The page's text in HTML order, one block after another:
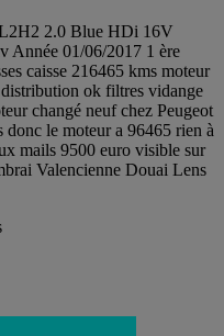
2.0 Blue HDi 16V
Année 01/06/2017 1 ère
caisse 216465 kms moteur
ok filtres vidange
changé neuf chez Peugeot
le moteur a 96465 rien à
mails 9500 euro visible sur
Valencienne Douai Lens